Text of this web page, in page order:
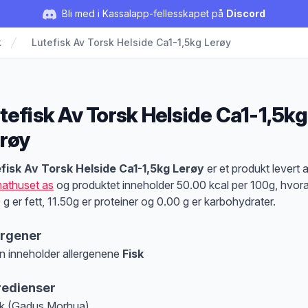
Bli med i Kassalapp-fellesskapet på Discord
Lutefisk Av Torsk Helside Ca1-1,5kg Lerøy
Av Torsk Helside Ca1-1,5kg
Av Torsk Helside Ca1-1,5kg Lerøy er et produkt levert
as og produktet inneholder 50.00 kcal per 100g,
er fett, 11.50g er proteiner og 0.00 g er karbohydrater.
inneholder allergenene Fisk
denne informasjonen er bare til informasjon, sjekk pakkningen og